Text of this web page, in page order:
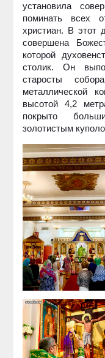
установила
поминать всех
христиан. В этот
совершена
которой
столик. Он
старосты
металлической
высотой 4,2
покрыто
золотистым